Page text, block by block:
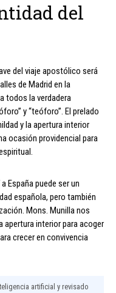
del
del viaje apostólico será
de Madrid en la
todos la verdadera
y “teóforo”. El prelado
y la apertura interior
ocasión providencial para
España puede ser un
española, pero también
Mons. Munilla nos
apertura interior para acoger
crecer en convivencia
artificial y revisado